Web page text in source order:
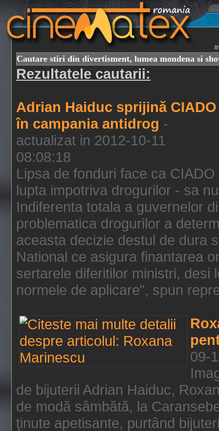
Cautare stiri din divertisment, lumea mondena si
Rezultatele cautarii:
Adrian Haiduc sprijină CIADO
în campania antidrog -
actualizat in 2012-10-11
08:08:18
Lipsa de fonduri face ca
lupta impotriva drogurilor - sa
Indiferenta totala a guvernelor
problematica drogurilor a
aceasta decizie destul de dura
National ce asigura finantarea
sertarele diferitilor ministri, desi
normele de aplicare", spun
09-
de bijuterii Adrian Haiduc,
de modă sâmbătă, la
ţinute apetisante, purtând